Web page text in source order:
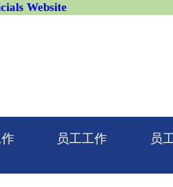
Website
员工工作 员